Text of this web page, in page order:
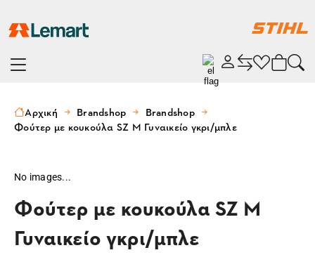
Αρχική Brandshop
Brandshop
Φούτερ με κουκούλα SZ M Γυναικείο γκρι/μπλε
No images...
Φούτερ με κουκούλα SZ M
Γυναικείο γκρι/μπλε